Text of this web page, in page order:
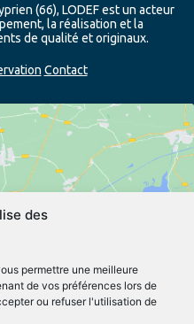
des
permettre une meilleure
de vos préférences lors de
ou refuser l'utilisation de
(66), LODEF est un acteur
la réalisation et la
de qualité et originaux.
Contact
les cookies